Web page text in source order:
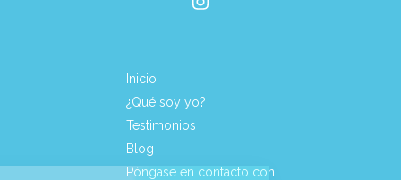
Inicio
¿Qué soy yo?
Testimonios
Blog
Póngase en contacto con